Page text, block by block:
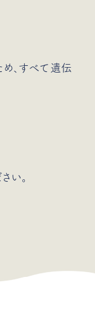
、すべて遺伝
い。